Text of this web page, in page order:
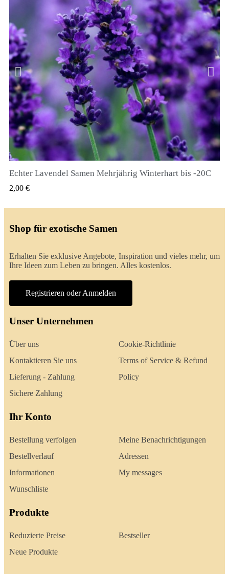
QUICK VIEW
Echter Lavendel Samen Mehrjährig Winterhart bis -20C
2,00 €
Shop für exotische Samen
Erhalten Sie exklusive Angebote, Inspiration und vieles mehr, um
Ihre Ideen zum Leben zu bringen. Alles kostenlos.
Registrieren oder Anmelden
Unser Unternehmen
Über uns
Kontaktieren Sie uns
Lieferung - Zahlung
Sichere Zahlung
Cookie-Richtlinie
Terms of Service & Refund
Policy
Ihr Konto
Bestellung verfolgen
Bestellverlauf
Informationen
Wunschliste
Meine Benachrichtigungen
Adressen
My messages
Produkte
Reduzierte Preise
Neue Produkte
Bestseller